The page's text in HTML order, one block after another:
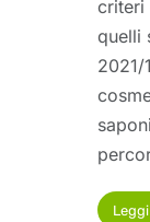
criteri
quelli
2021/